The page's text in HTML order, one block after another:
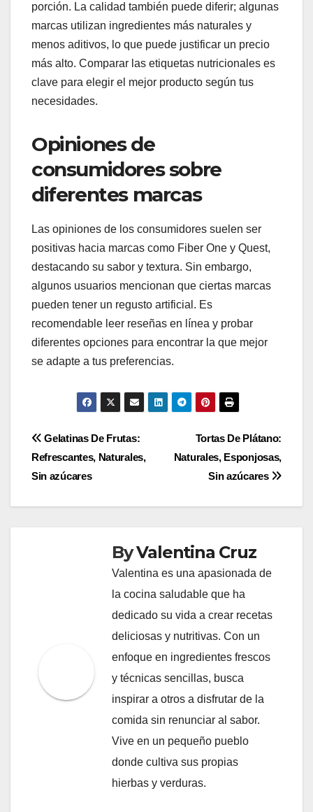
porción. La calidad también puede diferir; algunas
marcas utilizan ingredientes más naturales y
menos aditivos, lo que puede justificar un precio
más alto. Comparar las etiquetas nutricionales es
clave para elegir el mejor producto según tus
necesidades.
Opiniones de
consumidores sobre
diferentes marcas
Las opiniones de los consumidores suelen ser
positivas hacia marcas como Fiber One y Quest,
destacando su sabor y textura. Sin embargo,
algunos usuarios mencionan que ciertas marcas
pueden tener un regusto artificial. Es
recomendable leer reseñas en línea y probar
diferentes opciones para encontrar la que mejor
se adapte a tus preferencias.
Post
navigation
Tortas De Plátano:
Naturales, Esponjosas,
Sin azúcares
Gelatinas De Frutas:
Refrescantes, Naturales,
Sin azúcares
ByValentina Cruz
Valentina es una apasionada de
la cocina saludable que ha
dedicado su vida a crear recetas
deliciosas y nutritivas. Con un
enfoque en ingredientes frescos
y técnicas sencillas, busca
inspirar a otros a disfrutar de la
comida sin renunciar al sabor.
Vive en un pequeño pueblo
donde cultiva sus propias
hierbas y verduras.